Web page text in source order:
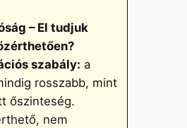
– El tudjuk
szabály: a
rosszabb, mint
őszinteség.
nem